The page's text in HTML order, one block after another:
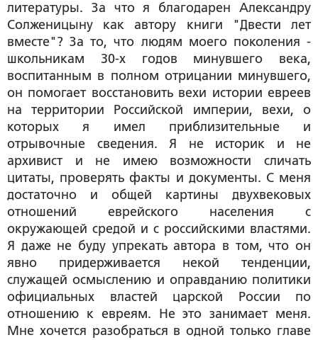
литературы. За что я благодарен Александру
Солженицыну как автору книги "Двести лет
вместе"? За то, что людям моего поколения -
школьникам 30-х годов минувшего века,
воспитанным в полном отрицании минувшего,
он помогает восстановить вехи истории евреев
на территории Российской империи, вехи, о
которых я имел приблизительные и
отрывочные сведения. Я не историк и не
архивист и не имею возможности сличать
цитаты, проверять факты и документы. С меня
достаточно и общей картины двухвековых
отношений еврейского населения с
окружающей средой и с российскими властями.
Я даже не буду упрекать автора в том, что он
явно придерживается некой тенденции,
служащей осмыслению и оправданию политики
официальных властей царской России по
отношению к евреям. Не это занимает меня.
Мне хочется разобраться в одной только главе